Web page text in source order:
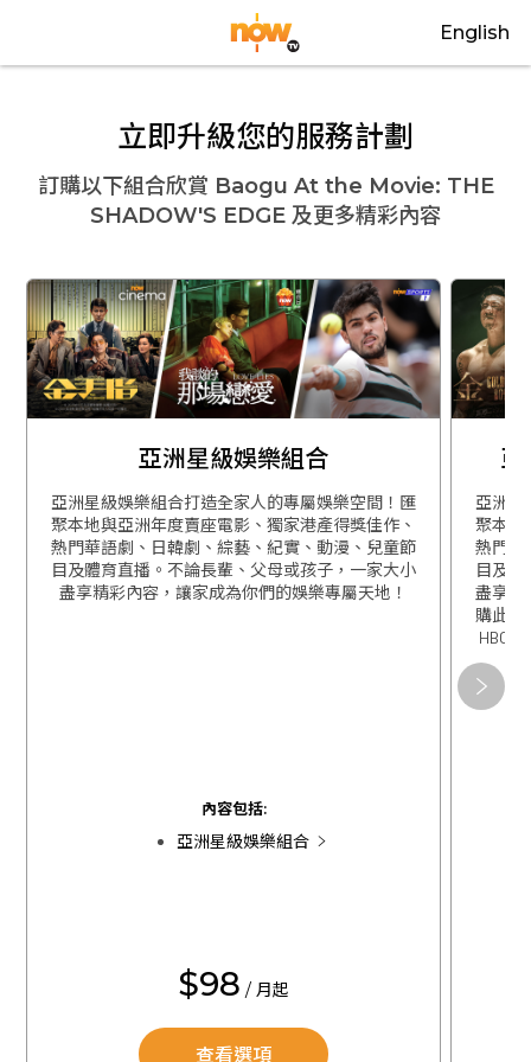
English
立即升級您的服務計劃
訂購以下組合欣賞 Baogu At the Movie: THE
SHADOW'S EDGE 及更多精彩內容
亞洲星級娛樂組合
亞洲星級娛樂組合打造全家人的專屬娛樂空間！匯
聚本地與亞洲年度賣座電影、獨家港產得獎佳作、
熱門華語劇、日韓劇、綜藝、紀實、動漫、兒童節
目及體育直播。不論長輩、父母或孩子，一家大小
盡享精彩內容，讓家成為你們的娛樂專屬天地！
內容包括:
亞洲星級娛樂組合
$98 / 月起
查看選項
亞
亞洲星
聚本地
熱門華
目及
盡享精
購此組
HBO
關閉